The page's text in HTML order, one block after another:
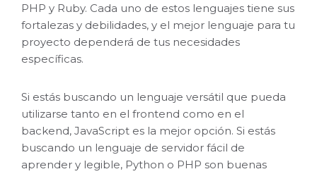
PHP y Ruby. Cada uno de estos lenguajes tiene sus
fortalezas y debilidades, y el mejor lenguaje para tu
proyecto dependerá de tus necesidades
específicas.
Si estás buscando un lenguaje versátil que pueda
utilizarse tanto en el frontend como en el
backend, JavaScript es la mejor opción. Si estás
buscando un lenguaje de servidor fácil de
aprender y legible, Python o PHP son buenas